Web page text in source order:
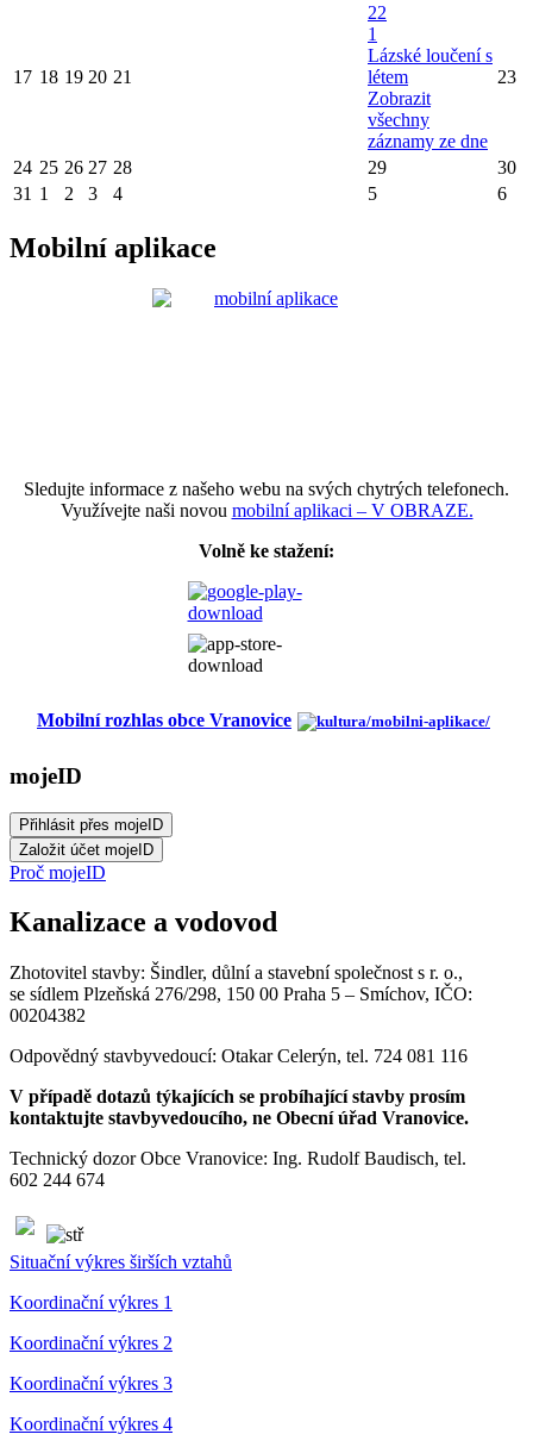
17 18 19 20 21
22
1
Lázské loučení s
létem
Zobrazit
všechny
záznamy ze dne
23
24 25 26 27 28 29
30
31 1 2 3 4 5 6
Mobilní aplikace
Sledujte informace z našeho webu na svých chytrých telefonech.
Využívejte naši novou mobilní aplikaci – V OBRAZE.
Volně ke stažení:
Mobilní rozhlas obce Vranovice
mojeID
Proč mojeID
Kanalizace a vodovod
Zhotovitel stavby: Šindler, důlní a stavební společnost s r. o.,
se sídlem Plzeňská 276/298, 150 00 Praha 5 – Smíchov, IČO:
00204382
Odpovědný stavbyvedoucí: Otakar Celerýn, tel. 724 081 116
V případě dotazů týkajících se probíhající stavby prosím
kontaktujte stavbyvedoucího, ne Obecní úřad Vranovice.
Technický dozor Obce Vranovice: Ing. Rudolf Baudisch, tel.
602 244 674
Situační výkres širších vztahů
Koordinační výkres 1
Koordinační výkres 2
Koordinační výkres 3
Koordinační výkres 4